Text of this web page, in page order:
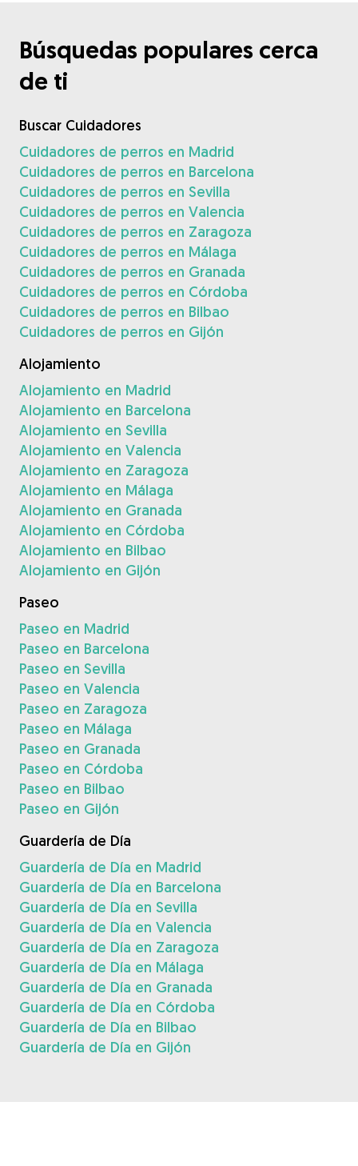
Búsquedas populares cerca
de ti
Buscar Cuidadores
Cuidadores de perros en Madrid
Cuidadores de perros en Barcelona
Cuidadores de perros en Sevilla
Cuidadores de perros en Valencia
Cuidadores de perros en Zaragoza
Cuidadores de perros en Málaga
Cuidadores de perros en Granada
Cuidadores de perros en Córdoba
Cuidadores de perros en Bilbao
Cuidadores de perros en Gijón
Alojamiento
Alojamiento en Madrid
Alojamiento en Barcelona
Alojamiento en Sevilla
Alojamiento en Valencia
Alojamiento en Zaragoza
Alojamiento en Málaga
Alojamiento en Granada
Alojamiento en Córdoba
Alojamiento en Bilbao
Alojamiento en Gijón
Paseo
Paseo en Madrid
Paseo en Barcelona
Paseo en Sevilla
Paseo en Valencia
Paseo en Zaragoza
Paseo en Málaga
Paseo en Granada
Paseo en Córdoba
Paseo en Bilbao
Paseo en Gijón
Guardería de Día
Guardería de Día en Madrid
Guardería de Día en Barcelona
Guardería de Día en Sevilla
Guardería de Día en Valencia
Guardería de Día en Zaragoza
Guardería de Día en Málaga
Guardería de Día en Granada
Guardería de Día en Córdoba
Guardería de Día en Bilbao
Guardería de Día en Gijón